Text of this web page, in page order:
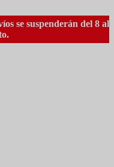
se suspenderán del 8 al